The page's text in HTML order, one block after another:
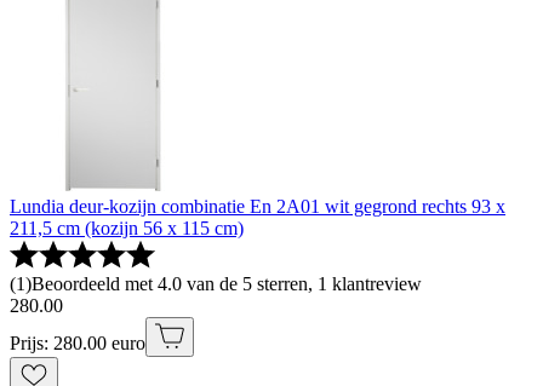
Lundia deur-kozijn combinatie En 2A01 wit gegrond rechts 93 x
211,5 cm (kozijn 56 x 115 cm)
(1)Beoordeeld met 4.0 van de 5 sterren, 1 klantreview
280.00
Prijs: 280.00 euro